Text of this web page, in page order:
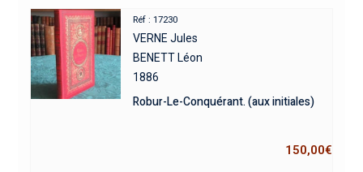
Réf : 17230
VERNE Jules
BENETT Léon
1886
Robur-Le-Conquérant. (aux initiales)
150,00€